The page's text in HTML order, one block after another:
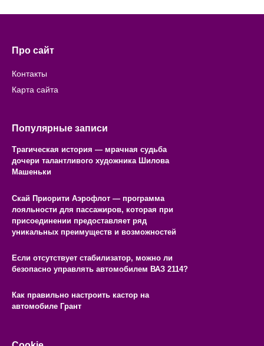
Про сайт
Контакты
Карта сайта
Популярные записи
Трагическая история — мрачная судьба
дочери талантливого художника Шилова
Машеньки
Скай Приорити Аэрофлот — программа
лояльности для пассажиров, которая при
присоединении предоставляет ряд
уникальных преимуществ и возможностей
Если отсутствует стабилизатор, можно ли
безопасно управлять автомобилем ВАЗ 2114?
Как правильно настроить кастор на
автомобиле Грант